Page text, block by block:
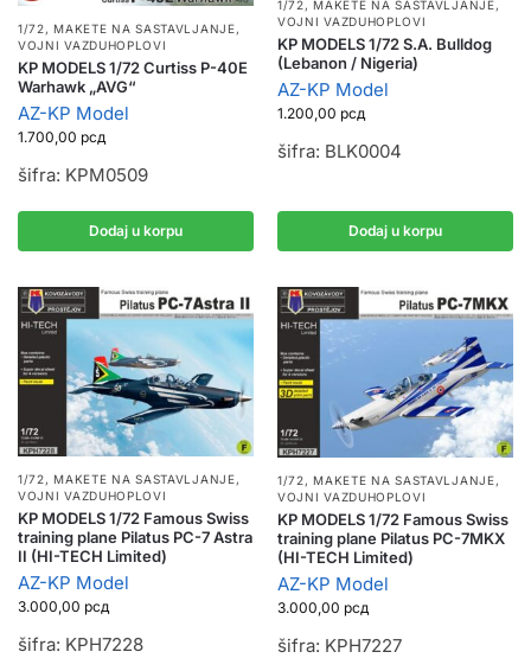
1/72,MAKETE NA SASTAVLJANJE,
VOJNI VAZDUHOPLOVI
KP MODELS 1/72 Curtiss P-40E
Warhawk „AVG“
AZ-KP Model
1.700,00 рсд
šifra: KPM0509
Dodaj u korpu
1/72,MAKETE NA SASTAVLJANJE,
VOJNI VAZDUHOPLOVI
KP MODELS 1/72 S.A. Bulldog
(Lebanon / Nigeria)
AZ-KP Model
1.200,00 рсд
šifra: BLK0004
Dodaj u korpu
1/72,MAKETE NA SASTAVLJANJE,
VOJNI VAZDUHOPLOVI
KP MODELS 1/72 Famous Swiss
training plane Pilatus PC-7 Astra
II (HI-TECH Limited)
AZ-KP Model
3.000,00 рсд
šifra: KPH7228
1/72,MAKETE NA SASTAVLJANJE,
VOJNI VAZDUHOPLOVI
KP MODELS 1/72 Famous Swiss
training plane Pilatus PC-7MKX
(HI-TECH Limited)
AZ-KP Model
3.000,00 рсд
šifra: KPH7227